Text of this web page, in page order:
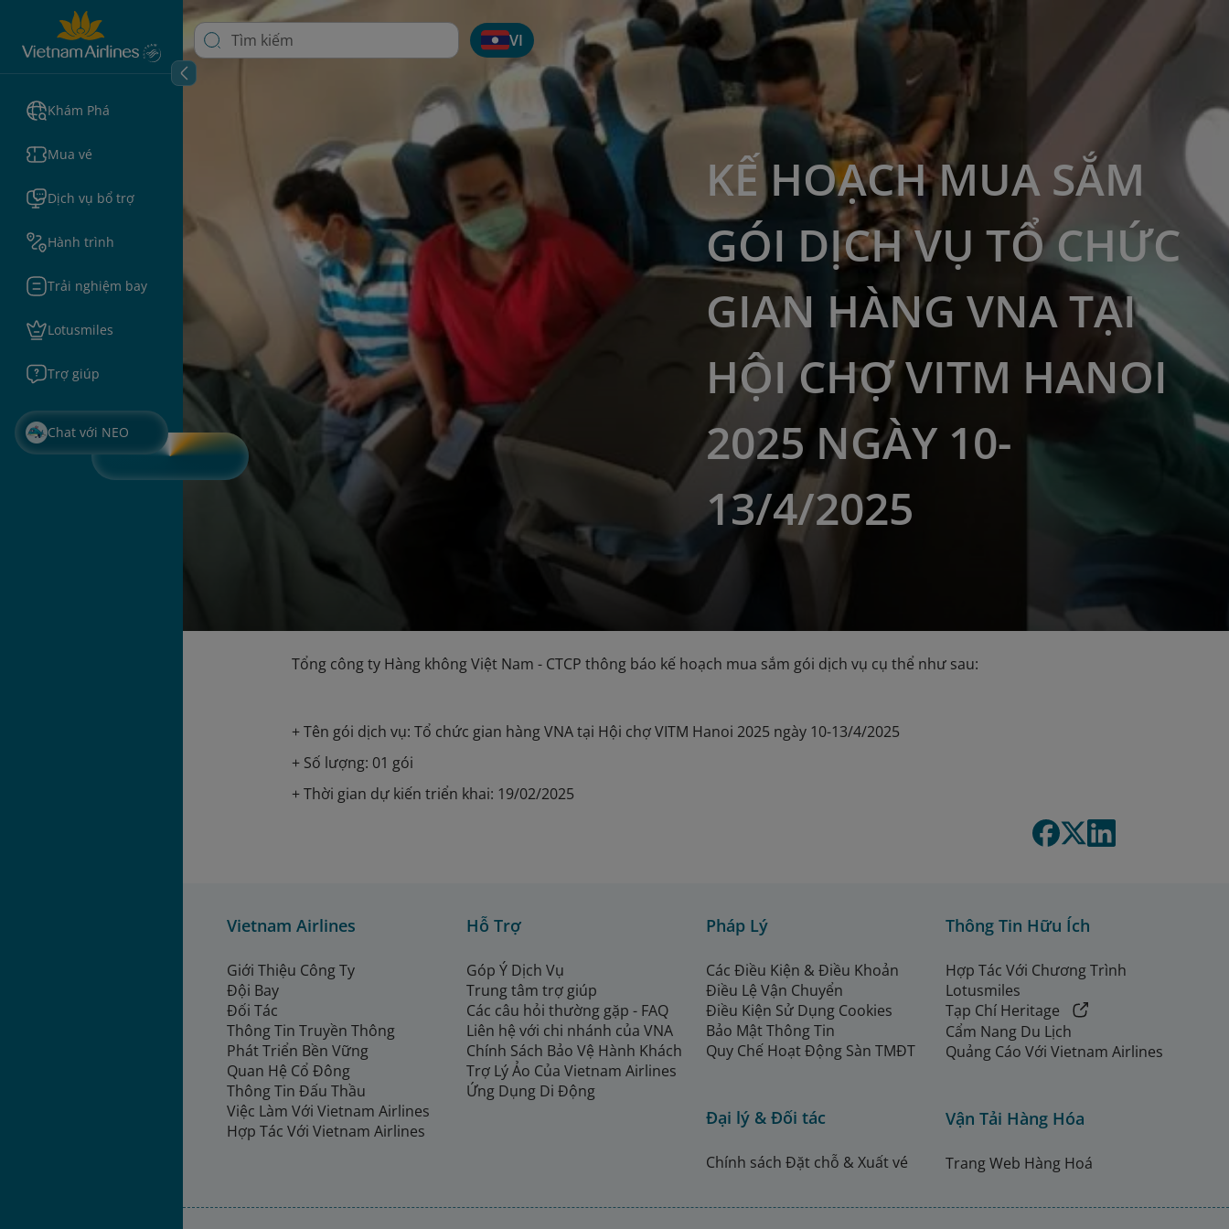
Khám Phá
Mua vé
Dịch vụ bổ trợ
Hành trình
Trải nghiệm bay
Lotusmiles
Trợ giúp
Chat với NEO
VI
KẾ HOẠCH MUA SẮM
GÓI DỊCH VỤ TỔ CHỨC
GIAN HÀNG VNA TẠI
HỘI CHỢ VITM HANOI
2025 NGÀY 10-
13/4/2025
Tổng công ty Hàng không Việt Nam - CTCP thông báo kế hoạch mua sắm gói dịch vụ cụ thể như sau:
+ Tên gói dịch vụ: Tổ chức gian hàng VNA tại Hội chợ VITM Hanoi 2025 ngày 10-13/4/2025
+ Số lượng: 01 gói
+ Thời gian dự kiến triển khai: 19/02/2025
Vietnam Airlines
Giới Thiệu Công Ty
Đội Bay
Đối Tác
Thông Tin Truyền Thông
Phát Triển Bền Vững
Quan Hệ Cổ Đông
Thông Tin Đấu Thầu
Việc Làm Với Vietnam Airlines
Hợp Tác Với Vietnam Airlines
Hỗ Trợ
Góp Ý Dịch Vụ
Trung tâm trợ giúp
Các câu hỏi thường gặp - FAQ
Liên hệ với chi nhánh của VNA
Chính Sách Bảo Vệ Hành Khách
Trợ Lý Ảo Của Vietnam Airlines
Ứng Dụng Di Động
Pháp Lý
Các Điều Kiện & Điều Khoản
Điều Lệ Vận Chuyển
Điều Kiện Sử Dụng Cookies
Bảo Mật Thông Tin
Quy Chế Hoạt Động Sàn TMĐT
Đại lý & Đối tác
Chính sách Đặt chỗ & Xuất vé
Thông Tin Hữu Ích
Hợp Tác Với Chương Trình
Lotusmiles
Tạp Chí Heritage
Cẩm Nang Du Lịch
Quảng Cáo Với Vietnam Airlines
Vận Tải Hàng Hóa
Trang Web Hàng Hoá